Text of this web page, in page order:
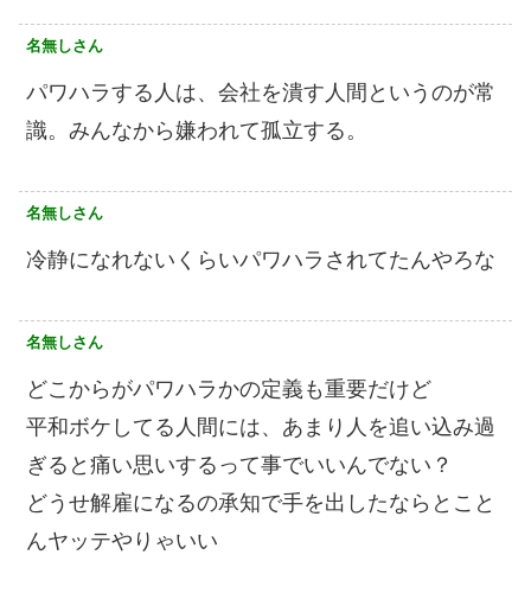
名無しさん
パワハラする人は、会社を潰す人間というのが常
識。みんなから嫌われて孤立する。
名無しさん
冷静になれないくらいパワハラされてたんやろな
名無しさん
どこからがパワハラかの定義も重要だけど
平和ボケしてる人間には、あまり人を追い込み過
ぎると痛い思いするって事でいいんでない？
どうせ解雇になるの承知で手を出したならとこと
んヤッテやりゃいい